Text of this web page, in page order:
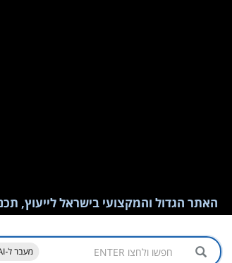
האתר הגדול והמקצועי בישראל לייעוץ,